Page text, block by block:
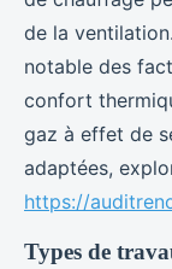
de la
notable des
confort
gaz à effet de
adaptées,
https://
Types de